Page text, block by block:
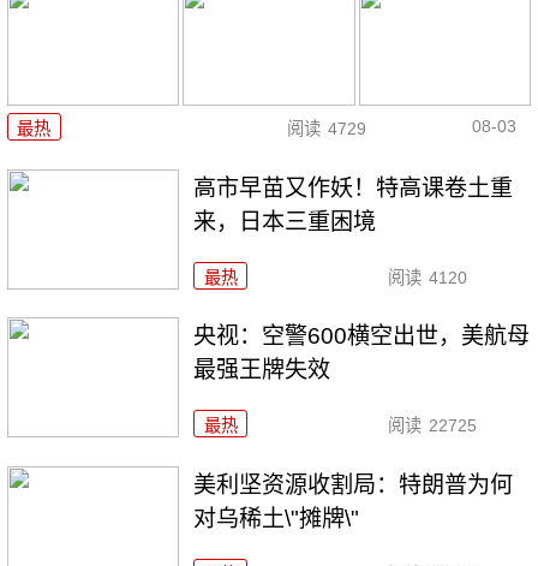
最热 阅读 4729 08-03
高市早苗又作妖！特高课卷土重
来，日本三重困境
最热 阅读 4120
央视：空警600横空出世，美航母
最强王牌失效
最热 阅读 22725
美利坚资源收割局：特朗普为何
对乌稀土\"摊牌\"